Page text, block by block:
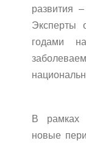
развития
Эксперты
годами
В рамках
новые